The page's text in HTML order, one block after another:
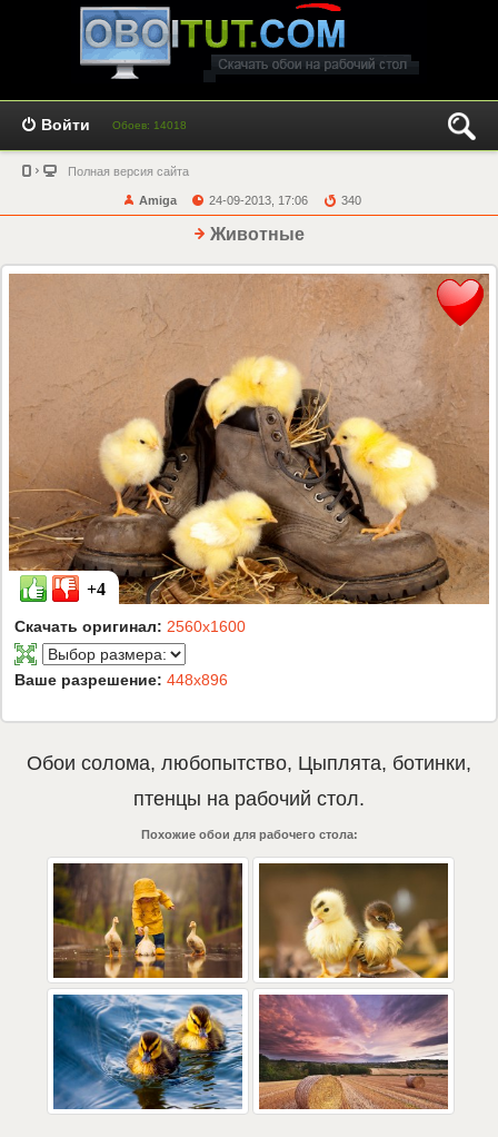
Войти Обоев: 14018
Полная версия сайта
Amiga 24-09-2013, 17:06 340
Животные
+4
Скачать оригинал: 2560x1600
Ваше разрешение: 448x896
Обои солома, любопытство, Цыплята, ботинки,
птенцы на рабочий стол.
Похожие обои для рабочего стола: